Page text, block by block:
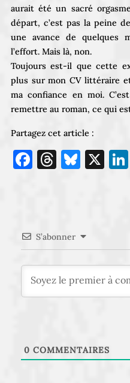
aurait été un sacré
départ, c’est pas la peine
une avance de quelques
l’effort. Mais là, non.
Toujours est-il que cette
plus sur mon CV littéraire
ma confiance en moi.
remettre au roman, ce qui
Partagez cet article :
Facebook
Threads
X
S’abonner
0 COMMENTAIRES